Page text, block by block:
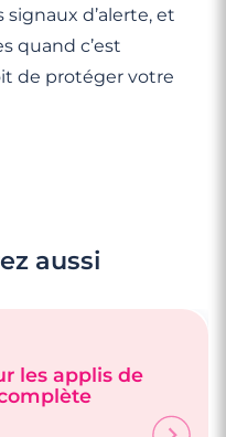
signaux d’alerte, et
quand c’est
de protéger votre
aussi
les applis de